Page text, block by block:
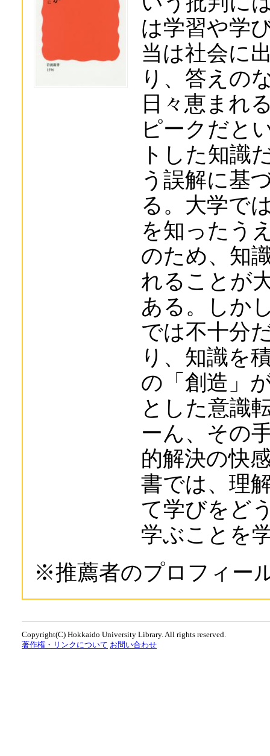
は学習や学
当は社会に
り、答えの
日々恵まれ
ピークだと
トした知識
う誤解に基
る。大学で
を知ったう
のため、知
れることが
ある。しか
では不十分
り、知識を
の「創造」
とした意識
ーん、その
的解決の快
書では、理
て学びをど
学ぶことを
※推薦者のプロフィー
Copyright(C) Hokkaido University Library. All rights reserved.
著作権・リンクについて お問い合わせ